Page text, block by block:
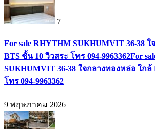
7
For sale RHYTHM SUKHUMVIT 36-38
BTS ชั้น 10 วิวสระ โทร 094-9963362For
SUKHUMVIT 36-38 ใจกลางทองหล่อ ใกล้
โทร 094-9963362
9 พฤษภาคม 2026